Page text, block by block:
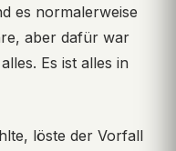
es normalerweise
aber dafür war
Es ist alles in
löste der Vorfall